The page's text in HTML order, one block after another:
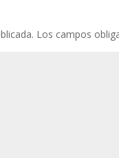
Los campos